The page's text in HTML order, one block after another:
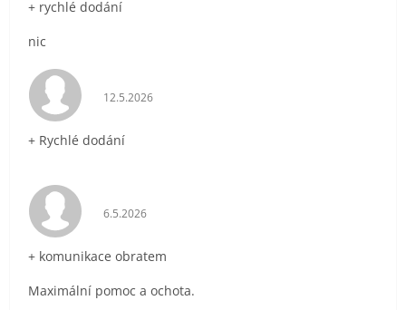
+ rychlé dodání
nic
Hodnocení obchodu je 5 z 5 hvězdiček.
12.5.2026
+ Rychlé dodání
Hodnocení obchodu je 5 z 5 hvězdiček.
6.5.2026
+ komunikace obratem
Maximální pomoc a ochota.